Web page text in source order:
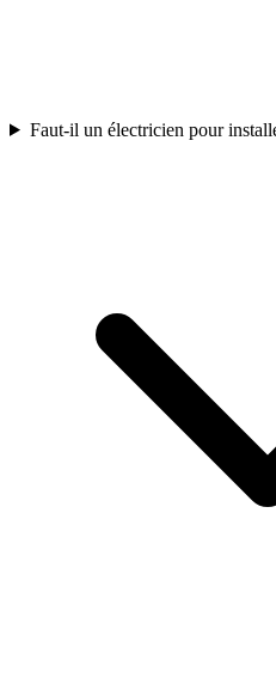
Faut-il un électricien pour